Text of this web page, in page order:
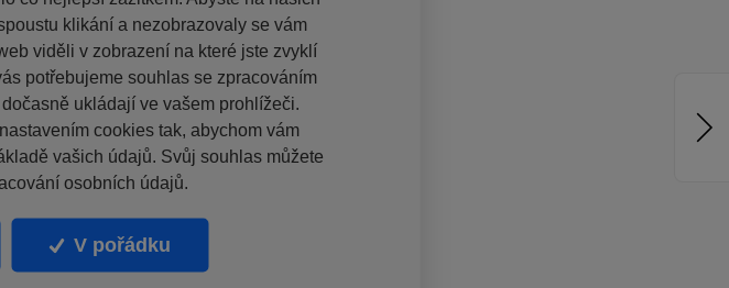
klikání a nezobrazovaly se vám
viděli v zobrazení na které jste zvyklí
potřebujeme souhlas se zpracováním
ukládají ve vašem prohlížeči.
cookies tak, abychom vám
vašich údajů. Svůj souhlas můžete
osobních údajů.
V pořádku